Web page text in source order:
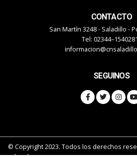
CONTACTO
San Martín 3248 - Saladillo -
Tel:
SEGUINOS
© Copyright 2023. Todos los derechos